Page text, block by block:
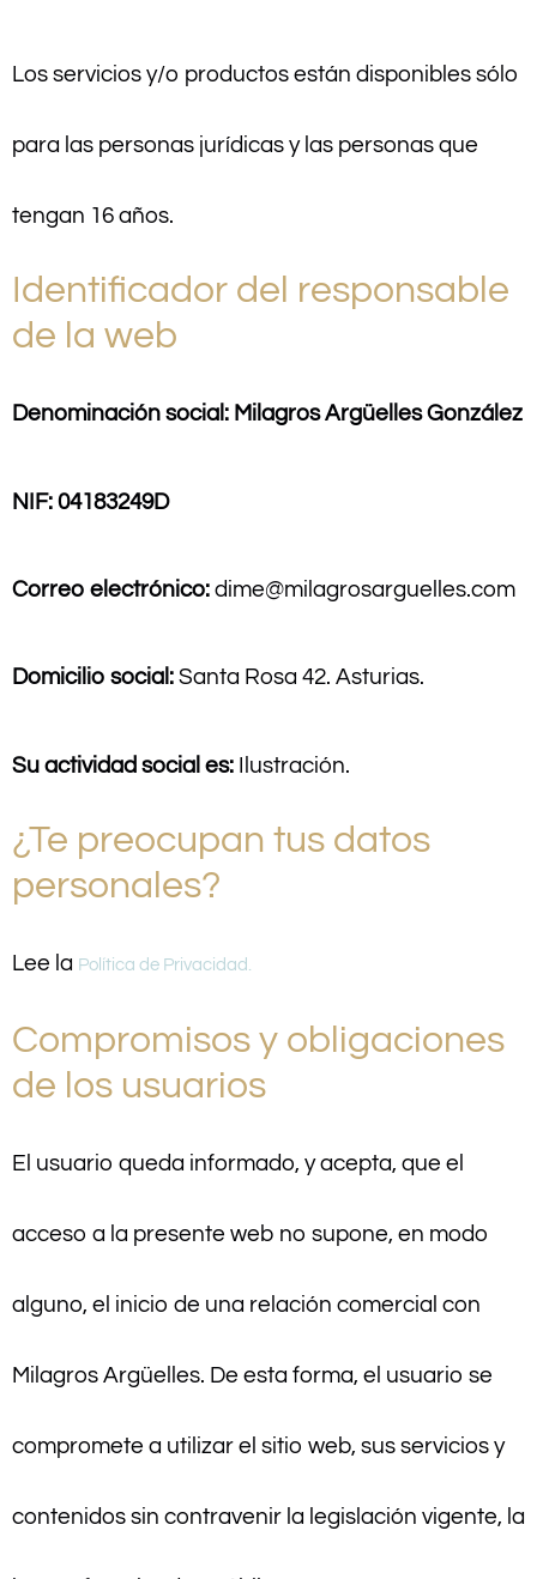
Los servicios y/o productos están disponibles sólo
para las personas jurídicas y las personas que
tengan 16 años.
Identificador del responsable
de la web
Denominación social: Milagros Argüelles González
NIF: 04183249D
Correo electrónico: dime@milagrosarguelles.com
Domicilio social: Santa Rosa 42. Asturias.
Su actividad social es: Ilustración.
¿Te preocupan tus datos
personales?
Lee la Política de Privacidad.
Compromisos y obligaciones
de los usuarios
El usuario queda informado, y acepta, que el
acceso a la presente web no supone, en modo
alguno, el inicio de una relación comercial con
Milagros Argüelles. De esta forma, el usuario se
compromete a utilizar el sitio web, sus servicios y
contenidos sin contravenir la legislación vigente, la